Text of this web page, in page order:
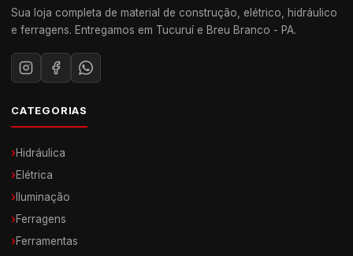
Sua loja completa de material de construção, elétrico, hidráulico
e ferragens. Entregamos em Tucuruí e Breu Branco - PA.
CATEGORIAS
›Hidráulica
›Elétrica
› Iluminação
›Ferragens
›Ferramentas